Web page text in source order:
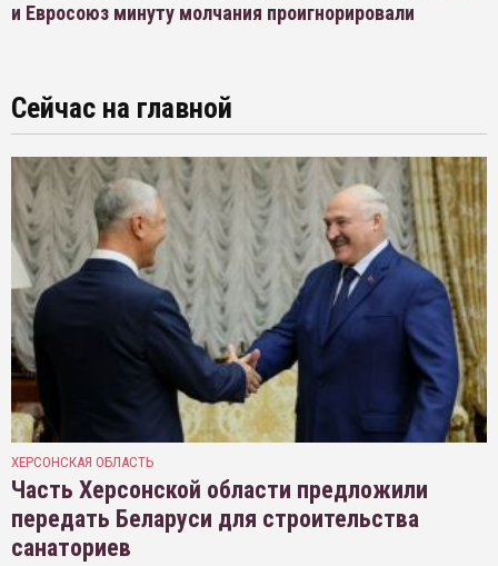
и Евросоюз минуту молчания проигнорировали
Сейчас на главной
ХЕРСОНСКАЯ ОБЛАСТЬ
Часть Херсонской области предложили
передать Беларуси для строительства
санаториев